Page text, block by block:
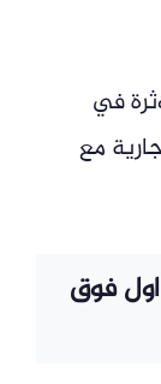
في
مع
فوق